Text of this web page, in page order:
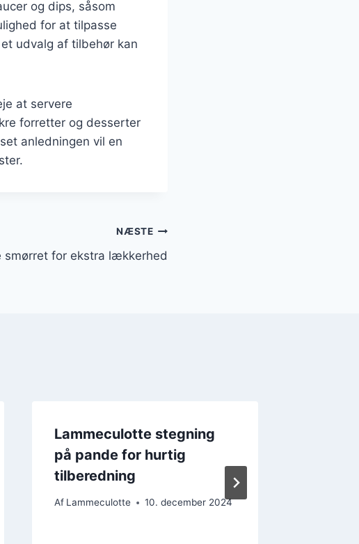
og dips, såsom
for at tilpasse
udvalg af tilbehør kan
at servere
forretter og desserter
anledningen vil en
NÆSTE
smørret for ekstra lækkerhed
Lammeculotte stegning
på pande for hurtig
tilberedning
Af Lammeculotte 10. december 2024